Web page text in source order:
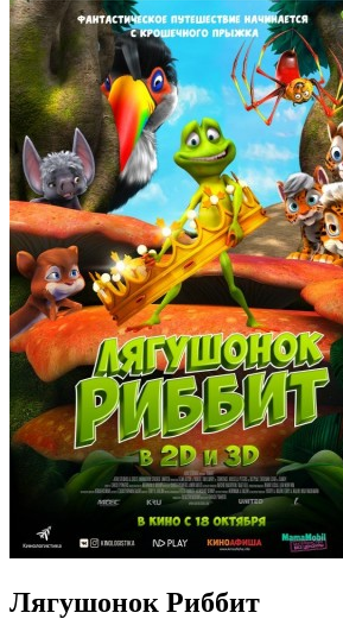
Лягушонок Риббит